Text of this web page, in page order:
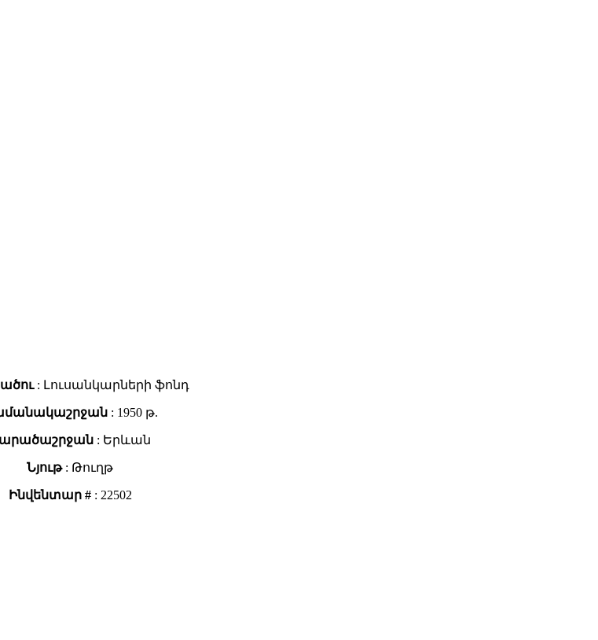
: Լուսանկարների ֆոնդ
: 1950 թ.
: Երևան
Նյութ: Թուղթ
Ինվենտար #: 22502